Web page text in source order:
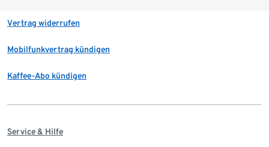
Vertrag widerrufen
Mobilfunkvertrag kündigen
Kaffee-Abo kündigen
Service & Hilfe